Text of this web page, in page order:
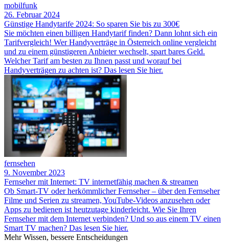
mobilfunk
26. Februar 2024
Günstige Handytarife 2024: So sparen Sie bis zu 300€
Sie möchten einen billigen Handytarif finden? Dann lohnt sich ein
Tarifvergleich! Wer Handyverträge in Österreich online vergleicht
und zu einem günstigeren Anbieter wechselt, spart bares Geld.
Welcher Tarif am besten zu Ihnen passt und worauf bei
Handyverträgen zu achten ist? Das lesen Sie hier.
fernsehen
9. November 2023
Fernseher mit Internet: TV internetfähig machen & streamen
Ob Smart-TV oder herkömmlicher Fernseher – über den Fernseher
Filme und Serien zu streamen, YouTube-Videos anzusehen oder
Apps zu bedienen ist heutzutage kinderleicht. Wie Sie Ihren
Fernseher mit dem Internet verbinden? Und so aus einem TV einen
Smart TV machen? Das lesen Sie hier.
Mehr Wissen, bessere Entscheidungen